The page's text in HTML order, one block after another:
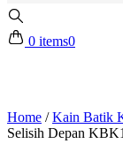
0 items0
Home /Kain Batik
Selisih Depan